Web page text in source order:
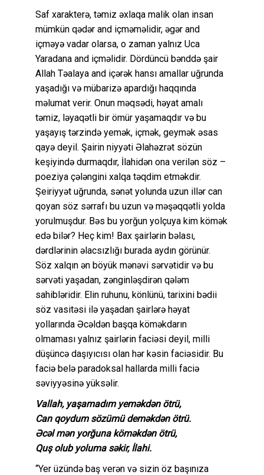
Saf xarakterə, təmiz əxlaqa malik olan insan
mümkün qədər and içməməlidir, əgər and
içməyə vadar olarsa, o zaman yalnız Uca
Yaradana and içməlidir. Dördüncü bənddə şair
Allah Təalaya and içərək hansı amallar uğrunda
yaşadığı və mübarizə apardığı haqqında
məlumat verir. Onun məqsədi, həyat amalı
təmiz, ləyaqətli bir ömür yaşamaqdır və bu
yaşayış tərzində yemək, içmək, geymək əsas
qayə deyil. Şairin niyyəti Əlahəzrət sözün
keşiyində durmaqdır, İlahidən ona verilən söz –
poeziya çələngini xalqa təqdim etməkdir.
Şeiriyyət uğrunda, sənət yolunda uzun illər can
qoyan söz sərrafı bu uzun və məşəqqətli yolda
yorulmuşdur. Bəs bu yorğun yolçuya kim kömək
edə bilər? Heç kim! Bax şairlərin bəlası,
dərdlərinin əlacsızlığı burada aydın görünür.
Söz xalqın ən böyük mənəvi sərvətidir və bu
sərvəti yaşadan, zənginləşdirən qələm
sahibləridir. Elin ruhunu, könlünü, tarixini bədii
söz vasitəsi ilə yaşadan şairlərə həyat
yollarında Əcəldən başqa köməkdarın
olmaması yalnız şairlərin faciəsi deyil, milli
düşüncə daşıyıcısı olan hər kəsin faciəsidir. Bu
faciə belə paradoksal hallarda milli faciə
səviyyəsinə yüksəlir.
Vallah, yaşamadım yeməkdən ötrü,
Can qoydum sözümü deməkdən ötrü.
Əcəl mən yorğuna köməkdən ötrü,
Quş olub yoluma səkir, İlahi.
“Yer üzündə baş verən və sizin öz başınıza